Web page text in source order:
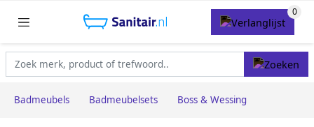
Badmeubels Badmeubelsets Boss & Wessing